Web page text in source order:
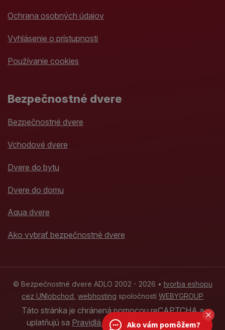
Ochrana osobných údajov
Vyhlásenie o prístupnosti
Používanie cookies
Bezpečnostné dvere
Bezpečnostné dvere
Vchodové dvere
Dvere do bytu
Dvere do domu
Aqua dvere
Ako vybrať bezpečnostné dvere
© Bezpečnostné dvere ADLO 2002 - 2026 •tvorba eshopu
cez UNIobchod webhosting spoločnosti WEBYGROUP
Táto stránka je chránená pomocou reCAPTCHA a
uplatňujú sa Pravidlá ochrany osobných údajov
Ako vám pomôžem?